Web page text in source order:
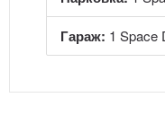
Гараж: 1 Space